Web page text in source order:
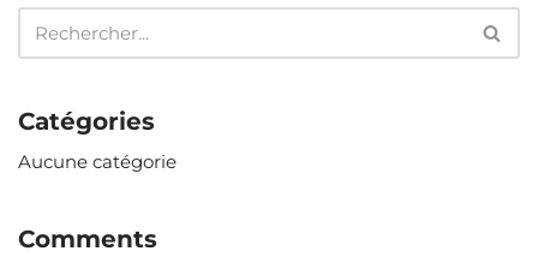
Catégories
Aucune catégorie
Comments